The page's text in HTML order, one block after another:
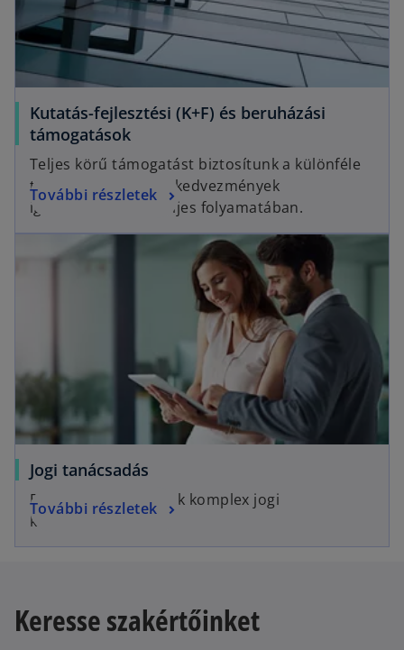
Kutatás-fejlesztési (K+F) és beruházási
támogatások
Teljes körű támogatást biztosítunk a különféle
támogatások és adókedvezmények
igénybevételének teljes folyamatában.
További részletek
Jogi tanácsadás
Egyszerű megoldások komplex jogi
kérdésekben.
További részletek
Keresse szakértőinket